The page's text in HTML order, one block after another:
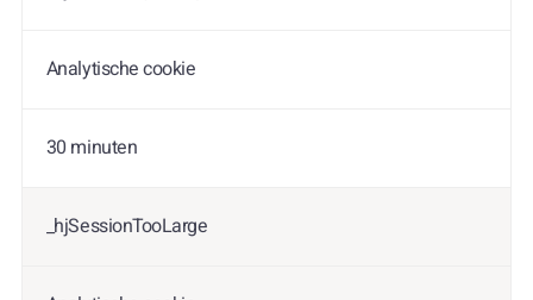
Analytische cookie
30 minuten
_hjSessionTooLarge